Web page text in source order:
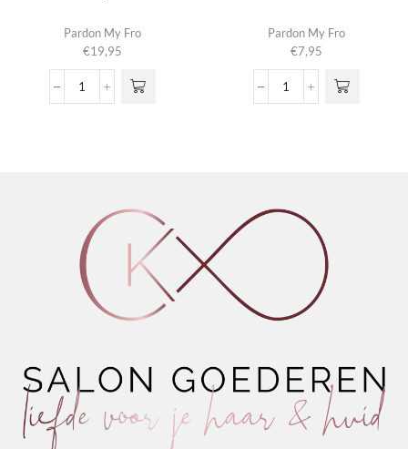
Pardon My Fro
€19,95
Volumizing
Pardon My Fro
€7,95
Wide